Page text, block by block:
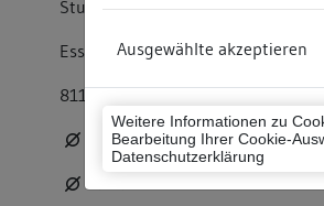
Ausgewählte akzeptieren
Weitere Informationen zu
Bearbeitung Ihrer Cookie-
Datenschutzerklärung
Stuttgart
Esslingen (Landkreis)
8116011002
keine
keiner